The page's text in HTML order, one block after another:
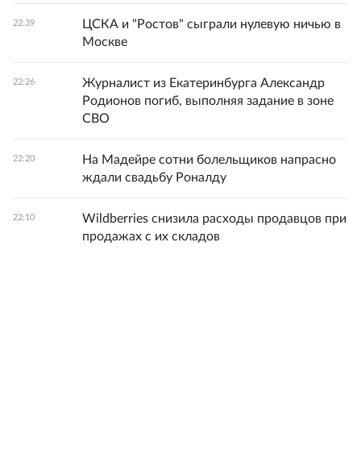
22:39
ЦСКА и "Ростов" сыграли нулевую ничью в
Москве
22:26
Журналист из Екатеринбурга Александр
Родионов погиб, выполняя задание в зоне
СВО
22:20
На Мадейре сотни болельщиков напрасно
ждали свадьбу Роналду
22:10
Wildberries снизила расходы продавцов при
продажах с их складов